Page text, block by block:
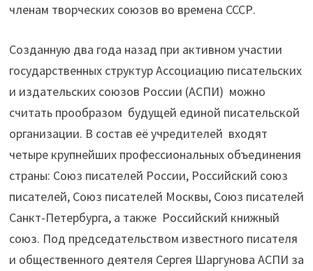
членам творческих союзов во времена СССР.
Созданную два года назад при активном участии
государственных структур Ассоциацию писательских
и издательских союзов России (АСПИ) можно
считать прообразом будущей единой писательской
организации. В состав её учредителей входят
четыре крупнейших профессиональных объединения
страны: Союз писателей России, Российский союз
писателей, Союз писателей Москвы, Союз писателей
Санкт-Петербурга, а также Российский книжный
союз. Под председательством известного писателя
и общественного деятеля Сергея Шаргунова АСПИ за